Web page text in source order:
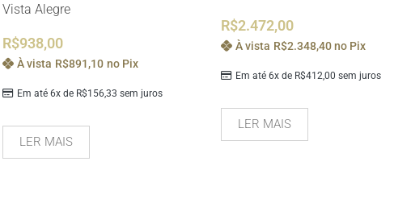
Vista Alegre
R$938,00
Em até 6x de R$156,33 sem juros
À vista R$891,10 no Pix
LER MAIS
R$2.472,00
Em até 6x de R$412,00 sem juros
À vista R$2.348,40 no Pix
LER MAIS